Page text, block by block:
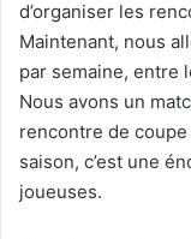
d’organiser les
Maintenant, nous
par semaine, entre
Nous avons un
rencontre de coupe
saison, c’est une
joueuses.